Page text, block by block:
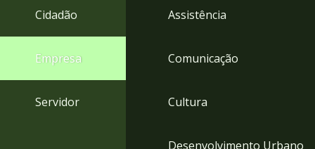
Cidadão
Empresa
Servidor
Assistência
Comunicação
Cultura
Desenvolvimento Urbano